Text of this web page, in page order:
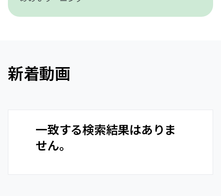
新着動画
一致する検索結果はありま
せん。